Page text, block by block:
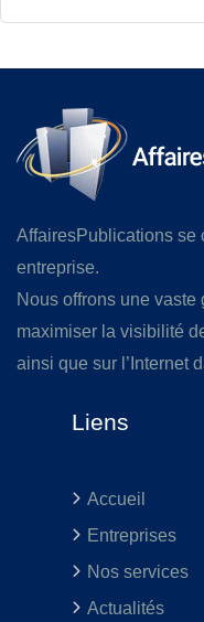
AffairesPublications se
entreprise.
Nous offrons une
maximiser la visibilité
ainsi que sur l’Internet
Liens
Accueil
Entreprises
Nos services
Actualités